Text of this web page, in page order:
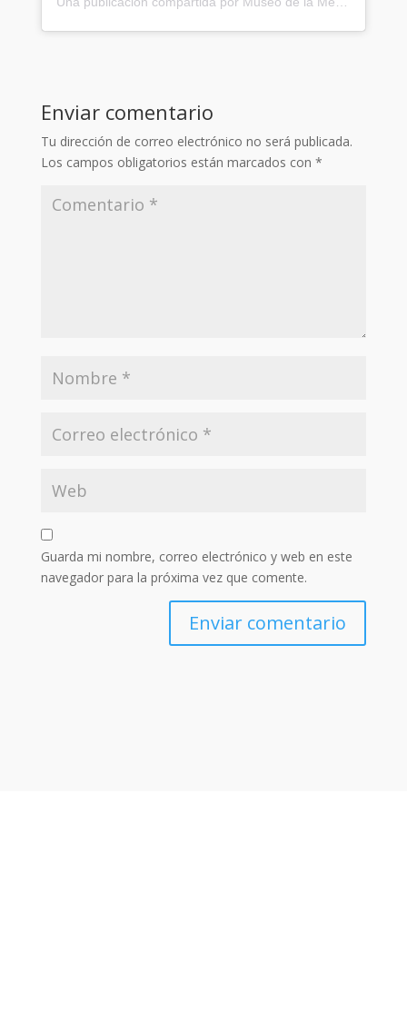
Enviar comentario
Tu dirección de correo electrónico no será publicada.
Los campos obligatorios están marcados con *
Guarda mi nombre, correo electrónico y web en este
navegador para la próxima vez que comente.
Enviar comentario